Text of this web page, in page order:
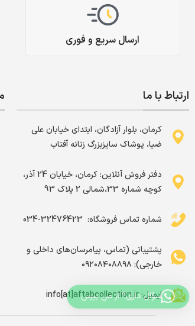
ارسال سریع و فوری
ارتباط با ما
کرمان، بلوار آزادگان، ابتدای خیابان علی
ضیا، پوشاک سایزبزرگ زنانه آفتاب
دفتر فروش آنلاین: کرمان، خیابان 24 آذر،
کوچه شماره 33،شمالی 2 پلاک 93
شماره تماس فروشگاه: ‌ 32476423-034
پشتیبانی (تماس، پیامرسان‌های داخلی و
خارجی): ۰۹۲۰۸۴۰۸۸۹۸
ایمیل: info[at]aftabcollection.ir
سؤال داری؟ از من بپرس